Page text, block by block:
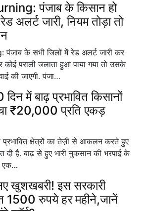
पंजाब के किसान हो
अलर्ट जारी, नियम तोड़ा तो
के सभी जिलों में रेड अलर्ट जारी कर
कोई पराली जलाता हुआ पाया गया तो उसके
की जाएगी. पंजा…
में बाढ़ प्रभावित किसानों
₹20,000 प्रति एकड़
प्रभावित क्षेत्रों का तेज़ी से आकलन करते हुए
दी है. बाढ़ से हुए भारी नुकसान की भरपाई के
एक…
खुशखबरी! इस सरकारी
1500 रुपये हर महीने,जानें